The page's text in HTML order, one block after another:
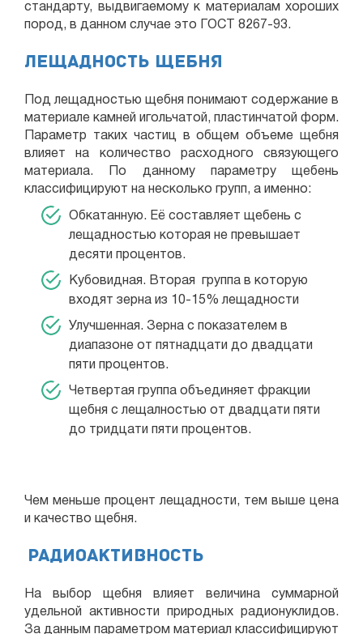
стандарту, выдвигаемому к материалам хороших
пород, в данном случае это ГОСТ 8267-93.
Лещадность щебня
Под лещадностью щебня понимают содержание в
материале камней игольчатой, пластинчатой форм.
Параметр таких частиц в общем объеме щебня
влияет на количество расходного связующего
материала. По данному параметру щебень
классифицируют на несколько групп, а именно:
Обкатанную. Её составляет щебень с
лещадностью которая не превышает
десяти процентов.
Кубовидная. Вторая группа в которую
входят зерна из 10-15% лещадности
Улучшенная. Зерна с показателем в
диапазоне от пятнадцати до двадцати
пяти процентов.
Четвертая группа объединяет фракции
щебня с лещалностью от двадцати пяти
до тридцати пяти процентов.
Чем меньше процент лещадности, тем выше цена
и качество щебня.
Радиоактивность
На выбор щебня влияет величина суммарной
удельной активности природных радионуклидов.
За данным параметром материал классифицируют